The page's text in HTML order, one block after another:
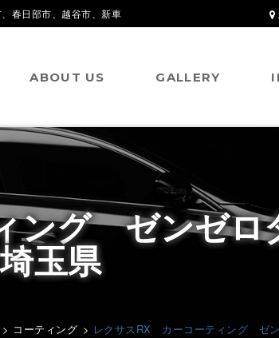
春日部市、越谷市、新車
ABOUT US GALLERY
ング ゼンゼロ
埼玉県
> コーティング > レクサスRX カーコーティング ゼ